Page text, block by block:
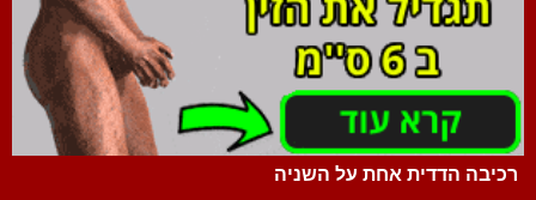
רכיבה הדדית אחת על השניה